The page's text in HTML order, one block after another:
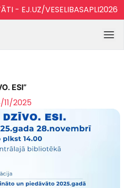
- EJ.UZ/VESELIBASAPLI2026
ESI”
2025